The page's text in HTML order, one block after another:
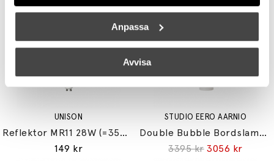
Anpassa
Avvisa
UNISON
Reflektor MR11 28W (=35W) GU10
149 kr
STUDIO EERO AARNIO
Double Bubble Bordslampa Small
3395 kr 3056 kr